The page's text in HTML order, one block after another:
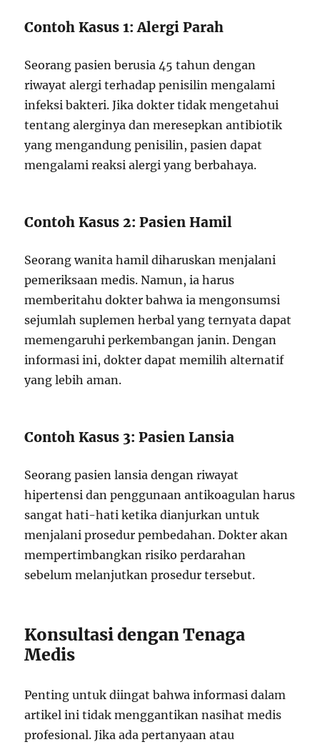
Contoh Kasus 1: Alergi Parah
Seorang pasien berusia 45 tahun dengan
riwayat alergi terhadap penisilin mengalami
infeksi bakteri. Jika dokter tidak mengetahui
tentang alerginya dan meresepkan antibiotik
yang mengandung penisilin, pasien dapat
mengalami reaksi alergi yang berbahaya.
Contoh Kasus 2: Pasien Hamil
Seorang wanita hamil diharuskan menjalani
pemeriksaan medis. Namun, ia harus
memberitahu dokter bahwa ia mengonsumsi
sejumlah suplemen herbal yang ternyata dapat
memengaruhi perkembangan janin. Dengan
informasi ini, dokter dapat memilih alternatif
yang lebih aman.
Contoh Kasus 3: Pasien Lansia
Seorang pasien lansia dengan riwayat
hipertensi dan penggunaan antikoagulan harus
sangat hati-hati ketika dianjurkan untuk
menjalani prosedur pembedahan. Dokter akan
mempertimbangkan risiko perdarahan
sebelum melanjutkan prosedur tersebut.
Konsultasi dengan Tenaga
Medis
Penting untuk diingat bahwa informasi dalam
artikel ini tidak menggantikan nasihat medis
profesional. Jika ada pertanyaan atau